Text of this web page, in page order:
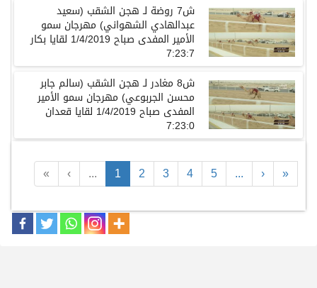
« ‹ ... 1 2 3 4 5 ... › »
ش7 روضة لـ هجن الشقب (سعيد
عبدالهادي الشهواني) مهرجان سمو
الأمير المفدى صباح 1/4/2019 لقايا بكار
7:23:7
ش8 مغادر لـ هجن الشقب (سالم جابر
محسن الجربوعي) مهرجان سمو الأمير
المفدى صباح 1/4/2019 لقايا قعدان
7:23:0